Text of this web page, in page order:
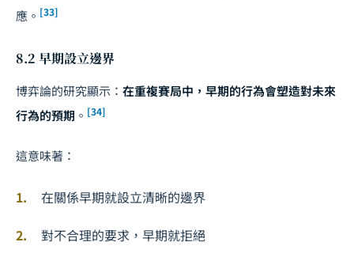
應。 [33]
8.2 早期設立邊界
博弈論的研究顯示： 在重複賽局中，早期的行為會塑造對未來
行為的預期 。 [34]
這意味著：
在關係早期就設立清晰的邊界
對不合理的要求，早期就拒絕